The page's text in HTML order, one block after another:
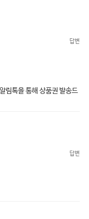
답변
림톡을 통해 상품권 발송드
답변